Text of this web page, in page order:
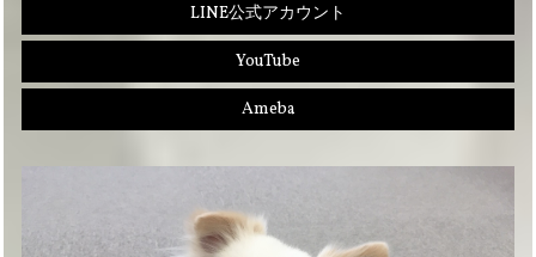
LINE公式アカウント
YouTube
Ameba